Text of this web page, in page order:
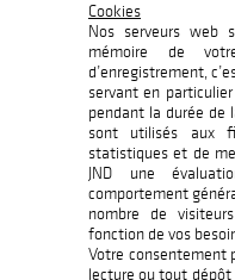
Cookies
Nos serveurs web
mémoire de
d’enregistrement,
servant en
pendant la durée de
sont utilisés aux
statistiques et de
JND une
comportement
nombre de
fonction de vos
Votre consentement
lecture ou tout dépôt